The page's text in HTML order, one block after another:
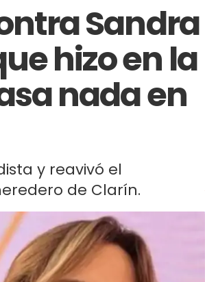
Sandra
hizo en la
nada en
y reavivó el
de Clarín.